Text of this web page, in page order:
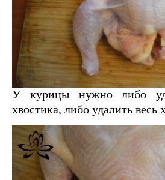
У курицы нужно либо
хвостика, либо удалить весь